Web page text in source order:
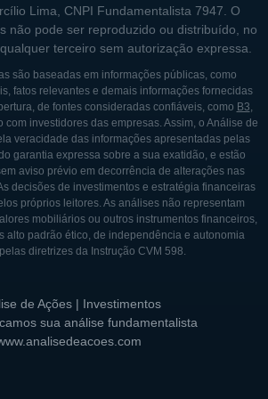
ou dispositivo móveis. Em
disponibiliza simuladores de
gratuitos e carteiras
também sem custo adicional.
atendimento, a corretora CM
para atender melhor o
segmento para aplicações em
segmento para operações
forma, a corretora consegue
para o seu variado
CM zerou as taxas de
renda variável (compra e
no mercado fracionário,
Lima, CNPI Fundamentalista 7947. O
não pode ser reproduzido ou distribuído, no
terceiro sem autorização expressa.
são baseadas em informações públicas, como
fatos relevantes e demais informações fornecidas
de fontes consideradas confiáveis, como B3,
com investidores das empresas. Assim, o Análise de
veracidade das informações apresentadas pelas
garantia expressa sobre a sua exatidão, e estão
aviso prévio em decorrência de alterações nas
decisões de investimentos e estratégia financeiras
próprios leitores. As análises não representam
mobiliários ou outros instrumentos financeiros,
alto padrão ético, de independência e autonomia
diretrizes da Instrução CVM 598.
de Ações | Investimentos
sua análise fundamentalista